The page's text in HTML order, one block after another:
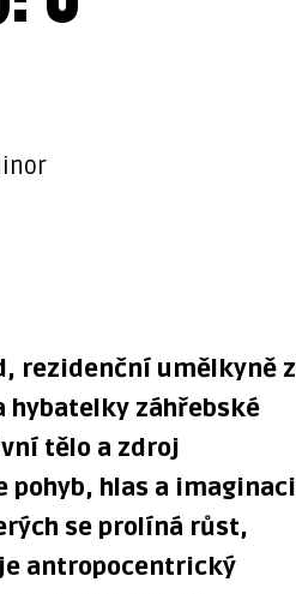
rezidenční umělkyně z
hybatelky záhřebské
tělo a zdroj
pohyb, hlas a imaginaci
se prolíná růst,
antropocentrický